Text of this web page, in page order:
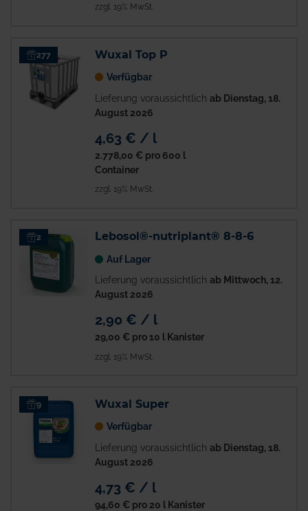
zzgl. 19% MwSt.
277 Wuxal Top P
Verfügbar
Lieferung voraussichtlich ab Dienstag, 18.
August 2026
4,63 € / l
2.778,00 € pro 600 l
Container
zzgl. 19% MwSt.
2 Lebosol®-nutriplant® 8-8-6
Auf Lager
Lieferung voraussichtlich ab Mittwoch, 12.
August 2026
2,90 € / l
29,00 € pro 10 l Kanister
zzgl. 19% MwSt.
9 Wuxal Super
Verfügbar
Lieferung voraussichtlich ab Dienstag, 18.
August 2026
4,73 € / l
94,60 € pro 20 l Kanister